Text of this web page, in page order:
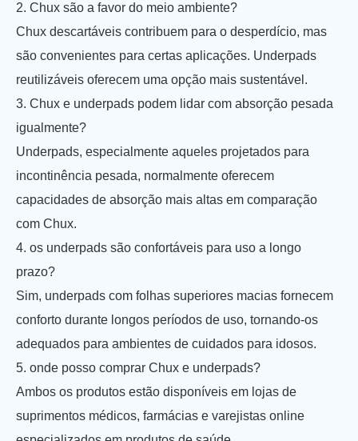
2. Chux são a favor do meio ambiente?
Chux descartáveis contribuem para o desperdício, mas
são convenientes para certas aplicações. Underpads
reutilizáveis oferecem uma opção mais sustentável.
3. Chux e underpads podem lidar com absorção pesada
igualmente?
Underpads, especialmente aqueles projetados para
incontinência pesada, normalmente oferecem
capacidades de absorção mais altas em comparação
com Chux.
4. os underpads são confortáveis para uso a longo
prazo?
Sim, underpads com folhas superiores macias fornecem
conforto durante longos períodos de uso, tornando-os
adequados para ambientes de cuidados para idosos.
5. onde posso comprar Chux e underpads?
Ambos os produtos estão disponíveis em lojas de
suprimentos médicos, farmácias e varejistas online